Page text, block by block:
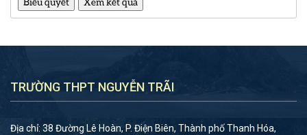
TRƯỜNG THPT NGUYỄN TRÃI
Địa chỉ: 38 Đường Lê Hoàn, P. Điện Biên, Thành phố Thanh Hóa,